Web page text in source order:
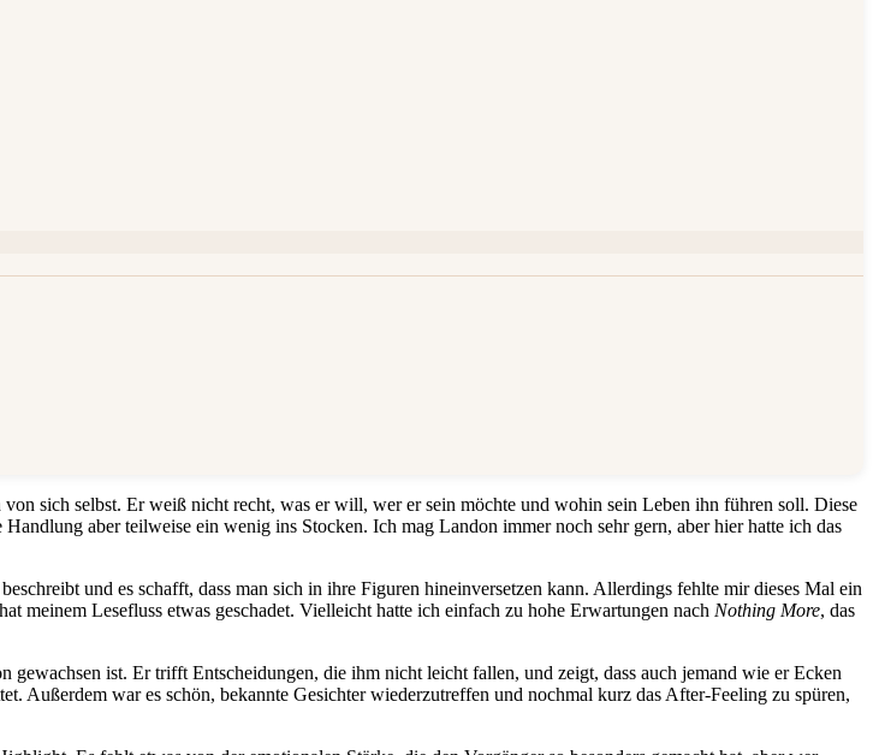
sich selbst. Er weiß nicht recht, was er will, wer er sein möchte und wohin sein Leben ihn führen soll. Diese
aber teilweise ein wenig ins Stocken. Ich mag Landon immer noch sehr gern, aber hier hatte ich das
und es schafft, dass man sich in ihre Figuren hineinversetzen kann. Allerdings fehlte mir dieses Mal ein
meinem Lesefluss etwas geschadet. Vielleicht hatte ich einfach zu hohe Erwartungen nach Nothing More, das
ist. Er trifft Entscheidungen, die ihm nicht leicht fallen, und zeigt, dass auch jemand wie er Ecken
Außerdem war es schön, bekannte Gesichter wiederzutreffen und nochmal kurz das After-Feeling zu spüren,